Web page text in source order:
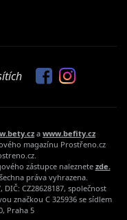
a www.befity.cz
magazínu Prostřeno.cz
zástupce naleznete zde.
práva vyhrazena.
DIČ: CZ28628187, společnost
značkou C 325936 se sídlem
Praha 5